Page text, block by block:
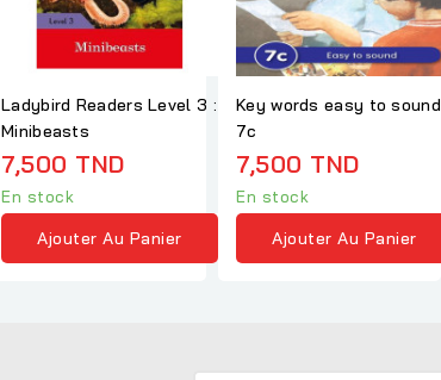
Ladybird Readers Level 3 :
Minibeasts
7,500 TND
En stock
Ajouter Au Panier
Key words easy to sound
7c
7,500 TND
En stock
Ajouter Au Panier